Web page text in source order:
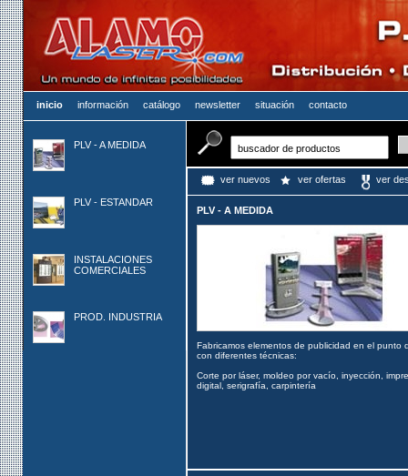
inicio información catálogo newsletter situación contacto
PLV - A MEDIDA
PLV - ESTANDAR
INSTALACIONES
COMERCIALES
PROD. INDUSTRIA
ver nuevos ver ofertas ver
PLV - A MEDIDA
Fabricamos elementos de publicidad en el punto
con diferentes técnicas:
Corte por láser, moldeo por vacío, inyección,
digital, serigrafía, carpintería